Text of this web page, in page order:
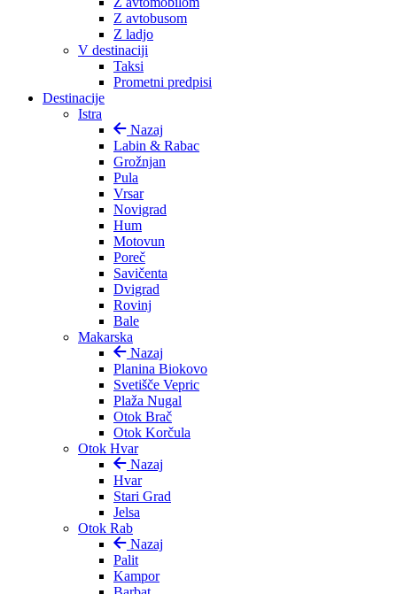
Z avtobusom
Z ladjo
V destinaciji
Taksi
Prometni predpisi
Destinacije
Istra
Nazaj
Labin & Rabac
Grožnjan
Pula
Vrsar
Novigrad
Hum
Motovun
Poreč
Savičenta
Dvigrad
Rovinj
Bale
Makarska
Nazaj
Planina Biokovo
Svetišče Vepric
Plaža Nugal
Otok Brač
Otok Korčula
Otok Hvar
Nazaj
Hvar
Stari Grad
Jelsa
Otok Rab
Nazaj
Palit
Kampor